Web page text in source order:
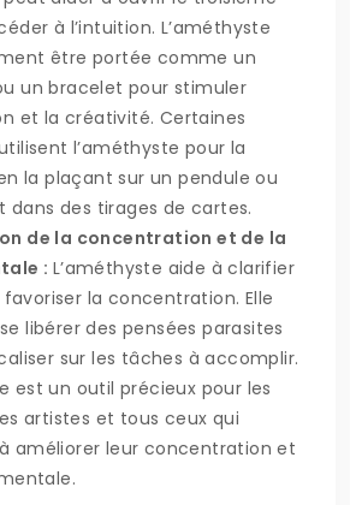
à l’intuition. L’améthyste
être portée comme un
un bracelet pour stimuler
et la créativité. Certaines
l’améthyste pour la
la plaçant sur un pendule ou
dans des tirages de cartes.
de la concentration et de la
: L’améthyste aide à clarifier
favoriser la concentration. Elle
libérer des pensées parasites
sur les tâches à accomplir.
est un outil précieux pour les
artistes et tous ceux qui
améliorer leur concentration et